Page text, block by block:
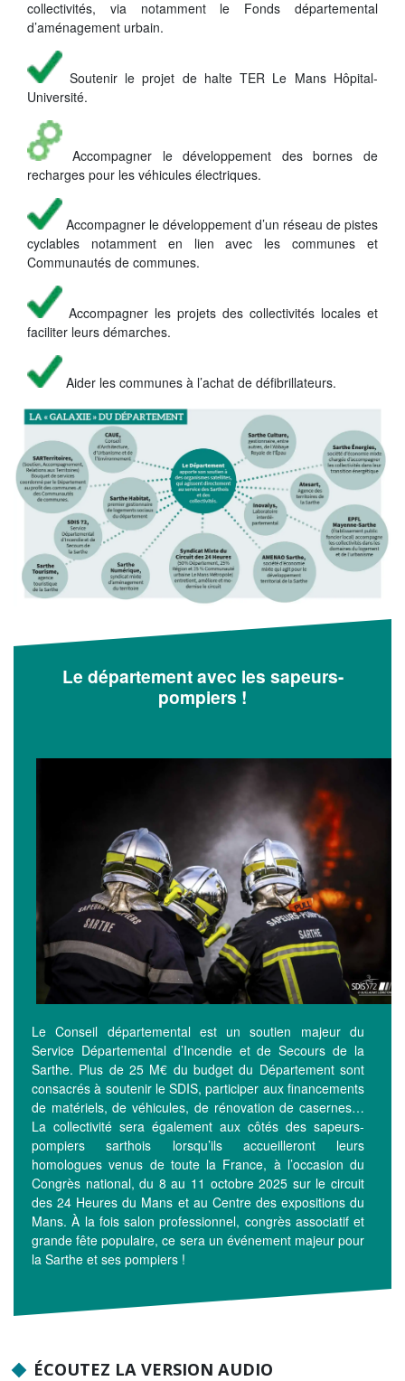
collectivités, via notamment le Fonds départemental
d’aménagement urbain.
Soutenir le projet de halte TER Le Mans Hôpital-
Université.
Accompagner le développement des bornes de
recharges pour les véhicules électriques.
Accompagner le développement d’un réseau de pistes
cyclables notamment en lien avec les communes et
Communautés de communes.
Accompagner les projets des collectivités locales et
faciliter leurs démarches.
Aider les communes à l’achat de défibrillateurs.
Le département avec les sapeurs-
pompiers !
Le Conseil départemental est un soutien majeur du
Service Départemental d’Incendie et de Secours de la
Sarthe. Plus de 25 M€ du budget du Département sont
consacrés à soutenir le SDIS, participer aux financements
de matériels, de véhicules, de rénovation de casernes…
La collectivité sera également aux côtés des sapeurs-
pompiers sarthois lorsqu’ils accueilleront leurs
homologues venus de toute la France, à l’occasion du
Congrès national, du 8 au 11 octobre 2025 sur le circuit
des 24 Heures du Mans et au Centre des expositions du
Mans. À la fois salon professionnel, congrès associatif et
grande fête populaire, ce sera un événement majeur pour
la Sarthe et ses pompiers !
ÉCOUTEZ LA VERSION AUDIO